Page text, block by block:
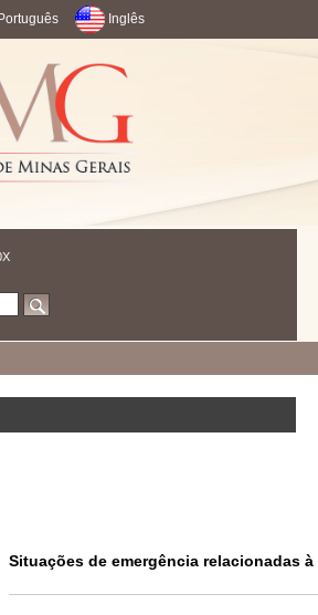
Português Inglês
Situações de emergência relacionadas